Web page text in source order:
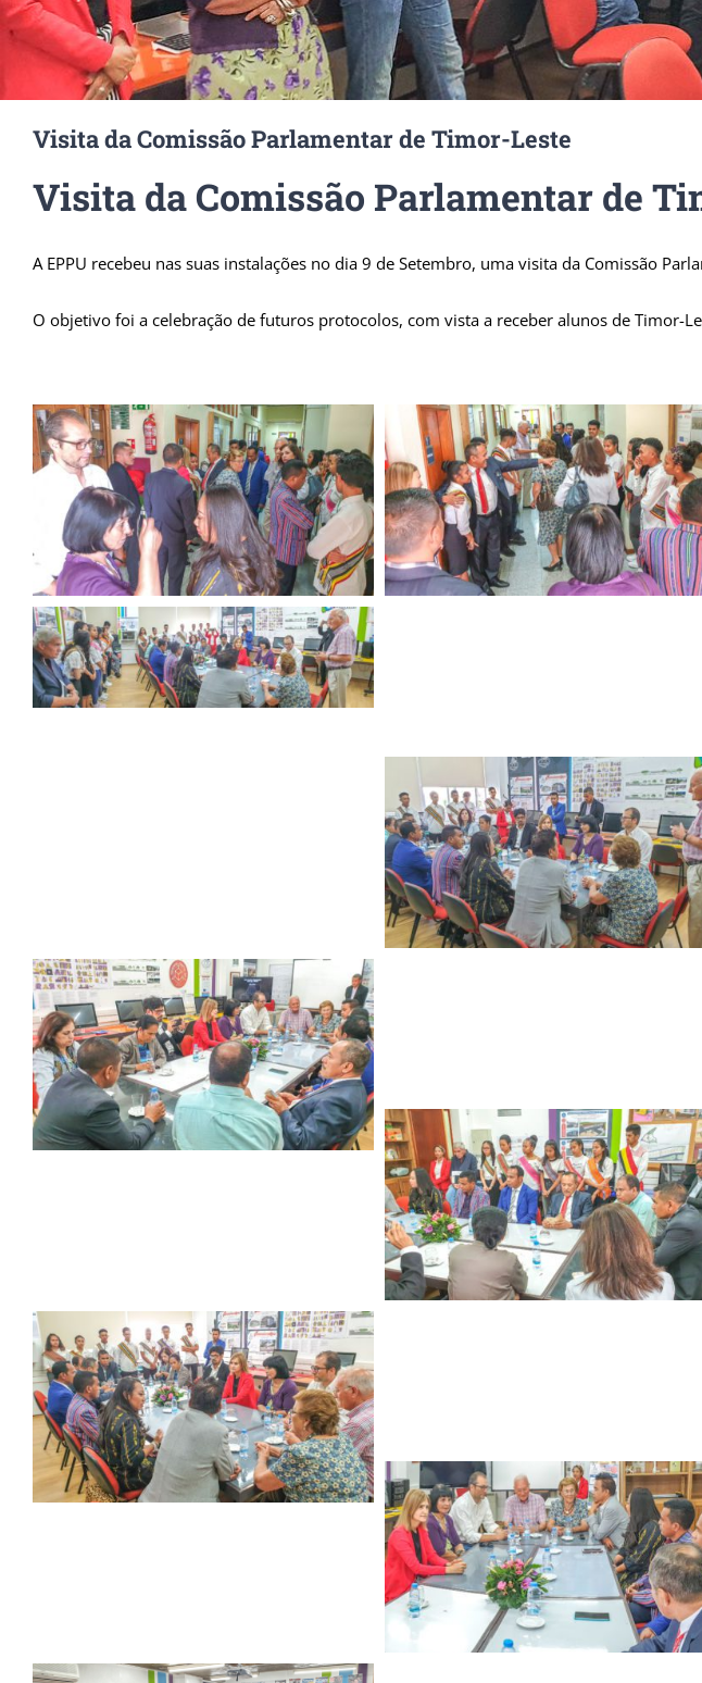
Visita da Comissão Parlamentar de Timor-Leste
Visita da Comissão Parlamentar de
A EPPU recebeu nas suas instalações no dia 9 de Setembro, uma visita da Comissão
O objetivo foi a celebração de futuros protocolos, com vista a receber alunos de Timor-